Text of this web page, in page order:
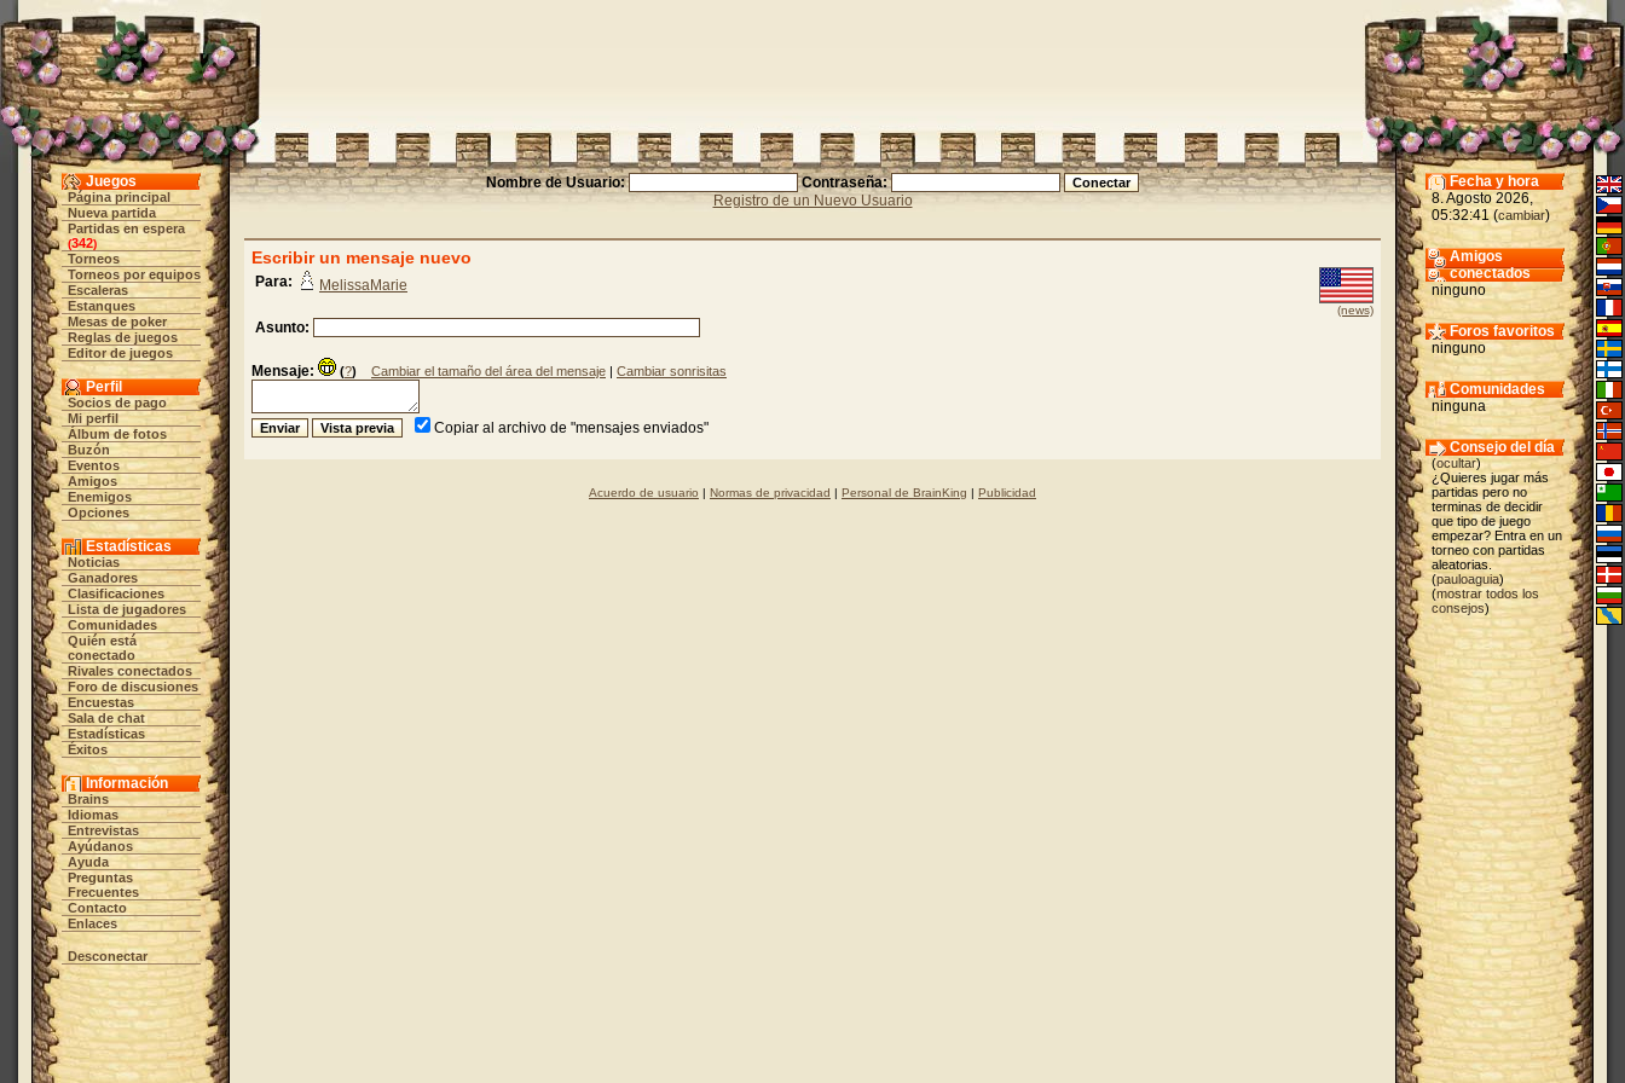
Juegos
Página principal
Nueva partida
Partidas en espera
(342)
Torneos
Torneos por equipos
Escaleras
Estanques
Mesas de poker
Reglas de juegos
Editor de juegos
Perfil
Socios de pago
Mi perfil
Álbum de fotos
Buzón
Eventos
Amigos
Enemigos
Opciones
Estadísticas
Noticias
Ganadores
Clasificaciones
Lista de jugadores
Comunidades
Quién está
conectado
Rivales conectados
Foro de discusiones
Encuestas
Sala de chat
Estadísticas
Éxitos
Información
Brains
Idiomas
Entrevistas
Ayúdanos
Ayuda
Preguntas
Frecuentes
Contacto
Enlaces
Desconectar
Nombre de Usuario:
Contraseña:
Registro de un Nuevo Usuario
Escribir un mensaje nuevo
(news)
Para: MelissaMarie
Asunto:
Mensaje: (?) Cambiar el tamaño del área del mensaje | Cambiar sonrisitas
Copiar al archivo de "mensajes enviados"
Acuerdo de usuario | Normas de privacidad | Personal de BrainKing | Publicidad
Fecha y hora
8. Agosto 2026,
05:32:41 (cambiar)
Amigos
conectados
ninguno
Foros favoritos
ninguno
Comunidades
ninguna
Consejo del día
(ocultar)
¿Quieres jugar más
partidas pero no
terminas de decidir
que tipo de juego
empezar? Entra en un
torneo con partidas
aleatorias.
(pauloaguia)
(mostrar todos los
consejos)